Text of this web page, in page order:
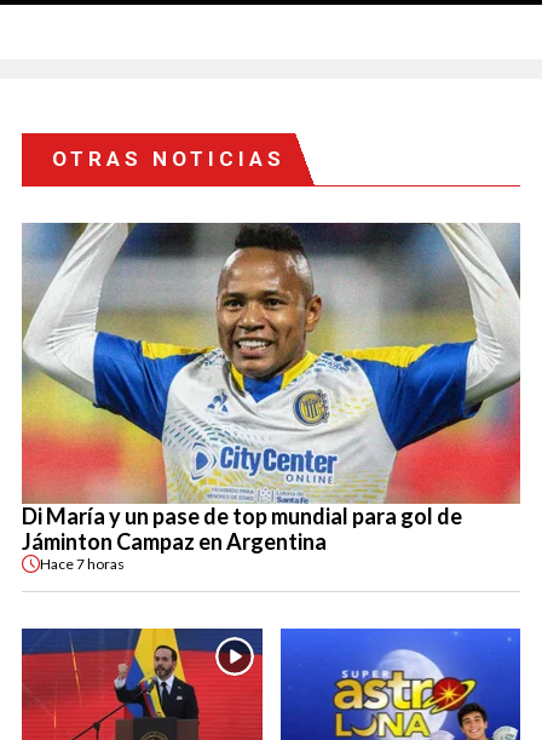
OTRAS NOTICIAS
Di María y un pase de top mundial para gol de
Jáminton Campaz en Argentina
Hace7 horas